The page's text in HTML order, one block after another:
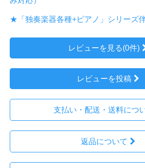
★「独奏楽器各種+ピアノ」シリーズ
レビューを見る(0件)
レビューを投稿
支払い・配送・送料につ
返品について